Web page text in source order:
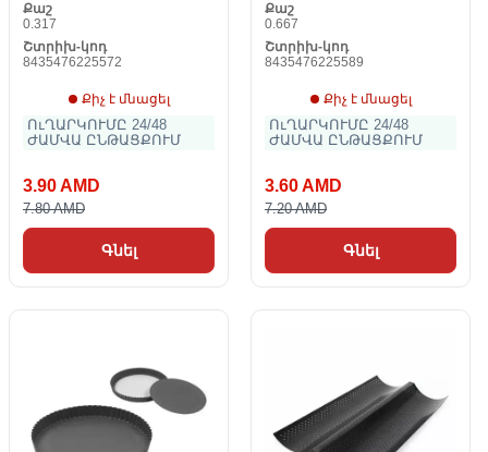
Քաշ
0.317
Շտրիխ-կոդ
8435476225572
Քիչ է մնացել
ՈւՂԱՐԿՈՒՄԸ 24/48
ԺԱՄՎԱ ԸՆԹԱՑՔՈՒՄ
3.90 AMD
7.80 AMD
Գնել
Քաշ
0.667
Շտրիխ-կոդ
8435476225589
Քիչ է մնացել
ՈւՂԱՐԿՈՒՄԸ 24/48
ԺԱՄՎԱ ԸՆԹԱՑՔՈՒՄ
3.60 AMD
7.20 AMD
Գնել